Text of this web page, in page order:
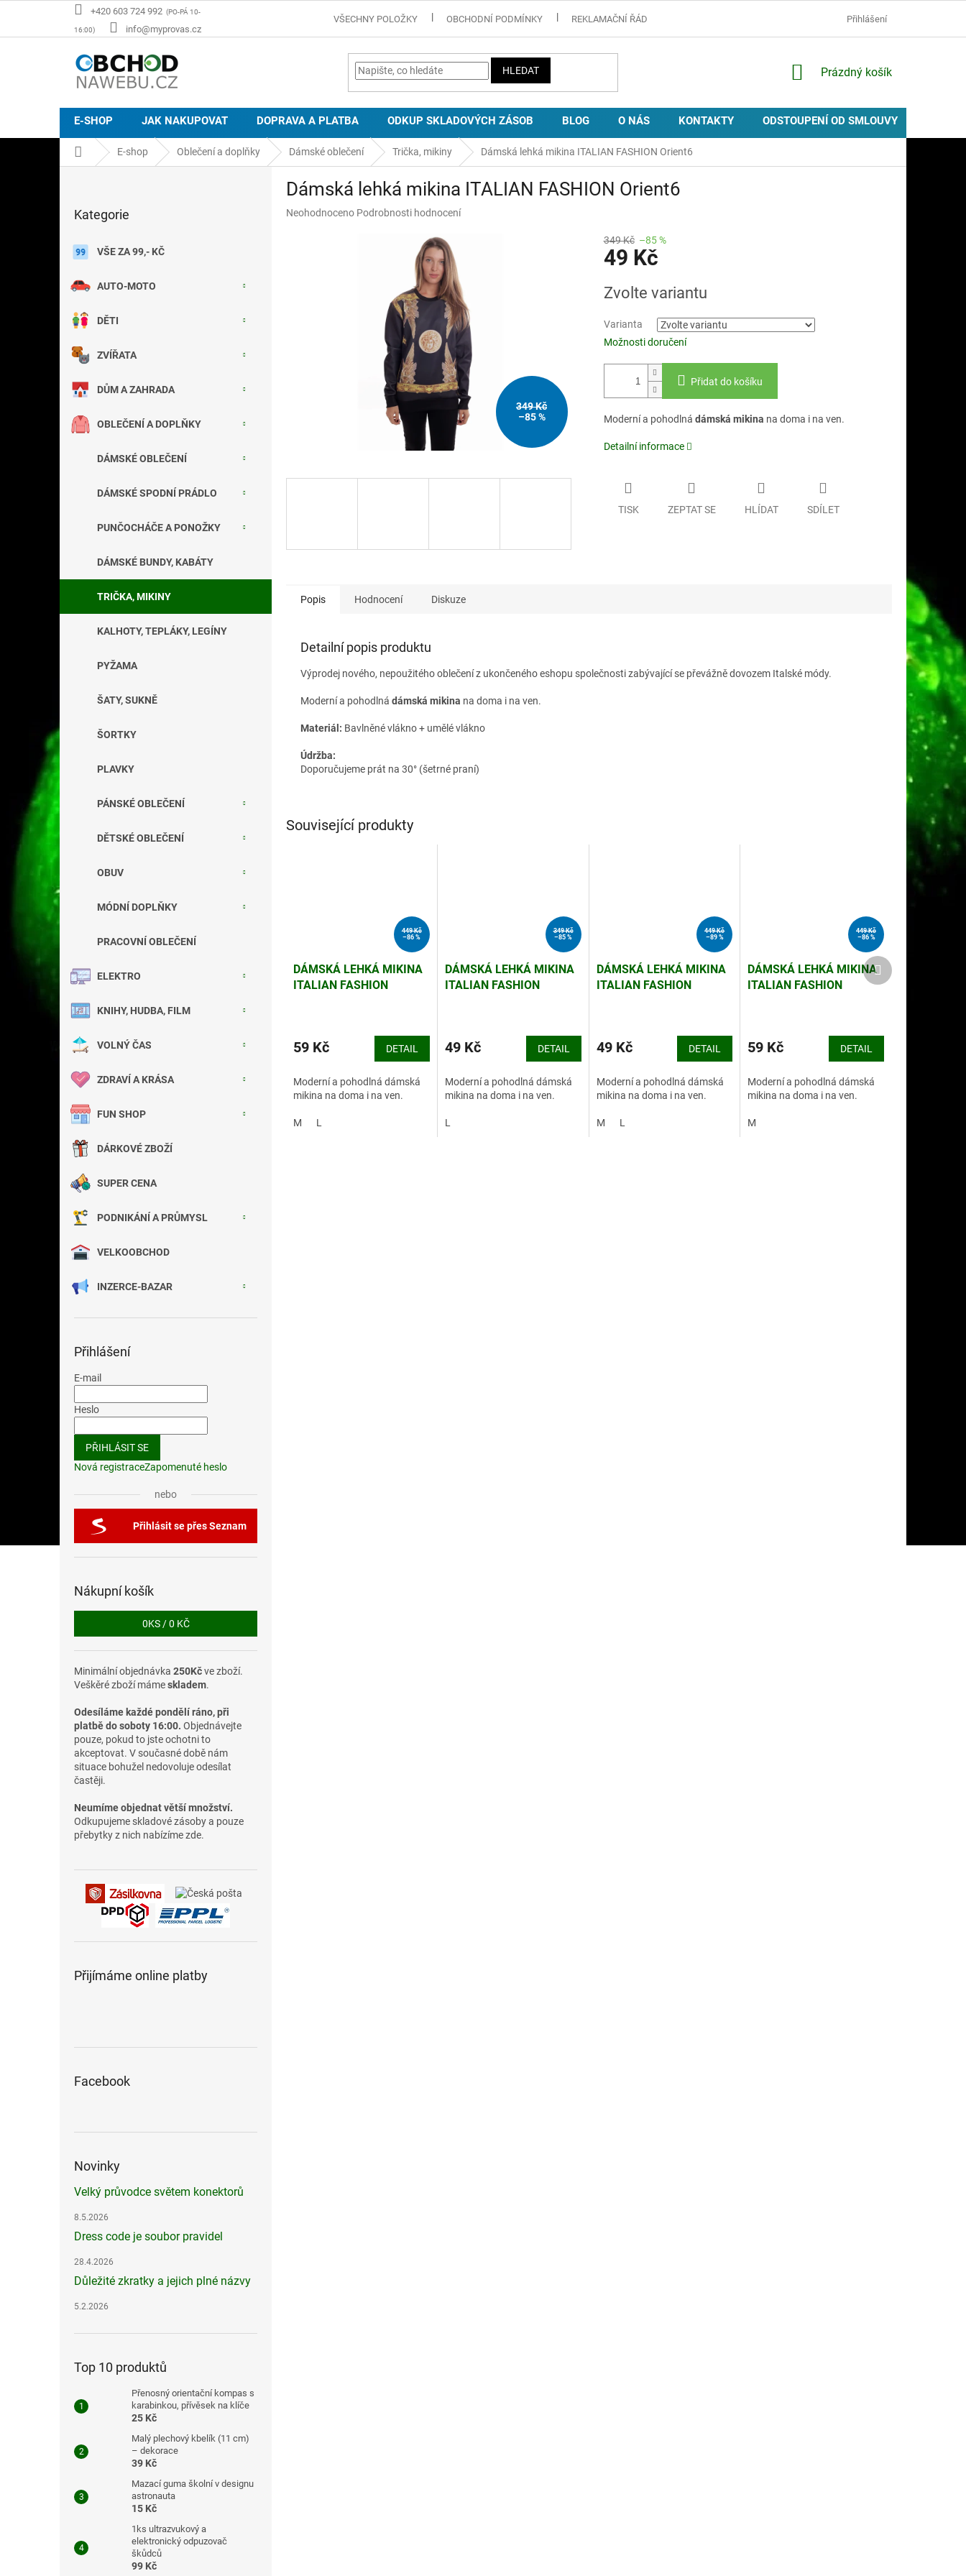
+420 603 724 992
info@myprovas.cz
VŠECHNY POLOŽKY OBCHODNÍ PODMÍNKY REKLAMAČNÍ ŘÁD ZÁSADY POUŽÍVÁNÍ COOKIES
Přihlášení
HLEDAT
NÁKUPNÍ
Prázdný košík
E-SHOP JAK NAKUPOVAT DOPRAVA A PLATBA ODKUP SKLADOVÝCH ZÁSOB BLOG O NÁS KONTAKTY ODSTOUPENÍ OD SMLOUVY
Domů E-shop Oblečení a doplňky Dámské oblečení Trička, mikiny Dámská lehká mikina ITALIAN FASHION Orient6
kategorie
Kategorie
VŠE ZA 99,- KČ
AUTO-MOTO
DĚTI
ZVÍŘATA
DŮM A ZAHRADA
OBLEČENÍ A DOPLŇKY
DÁMSKÉ OBLEČENÍ
DÁMSKÉ SPODNÍ PRÁDLO
PUNČOCHÁČE A PONOŽKY
DÁMSKÉ BUNDY, KABÁTY
TRIČKA, MIKINY
KALHOTY, TEPLÁKY, LEGÍNY
PYŽAMA
ŠATY, SUKNĚ
ŠORTKY
PLAVKY
PÁNSKÉ OBLEČENÍ
DĚTSKÉ OBLEČENÍ
OBUV
MÓDNÍ DOPLŇKY
PRACOVNÍ OBLEČENÍ
ELEKTRO
KNIHY, HUDBA, FILM
VOLNÝ ČAS
ZDRAVÍ A KRÁSA
FUN SHOP
DÁRKOVÉ ZBOŽÍ
SUPER CENA
PODNIKÁNÍ A PRŮMYSL
VELKOOBCHOD
INZERCE-BAZAR
Přihlášení
E-mail
Heslo
PŘIHLÁSIT SE
Nová registraceZapomenuté heslo
nebo
Přihlásit se přes Seznam
Nákupní košík
0KS /0 KČ
Minimální objednávka 250Kčve zboží.
Veškěré zboží mámeskladem.
Odesíláme každé pondělí ráno, při
platbě do soboty 16:00. Objednávejte
pouze, pokud to jste ochotni to
akceptovat. V současné době nám
situace bohužel nedovoluje odesílat
častěji.
Neumíme objednat větší množství.
Odkupujeme skladové zásoby a pouze
přebytky z nich nabízíme zde.
Přijímáme online platby
Facebook
Novinky
Velký průvodce světem konektorů
8.5.2026
Dress code je soubor pravidel
28.4.2026
Důležité zkratky a jejich plné názvy
5.2.2026
Top 10 produktů
Přenosný orientační kompas s
karabinkou, přívěsek na klíče
25 Kč
Malý plechový kbelík (11 cm)
– dekorace
39 Kč
Mazací guma školní v designu
astronauta
15 Kč
1ks ultrazvukový a
elektronický odpuzovač
škůdců
99 Kč
Dámská lehká mikina ITALIAN FASHION Orient6
Průměrné
Neohodnoceno Podrobnosti hodnocení
349 Kč
–85 %
349 Kč –85 %
49 Kč
cena:
Zvolte variantu
Varianta
Možnosti doručení
Přidat do košíku
Moderní a pohodlná dámská mikina na doma i na ven.
Detailní informace
TISK ZEPTAT SE HLÍDAT SDÍLET
Popis Hodnocení Diskuze
Detailní popis produktu
Výprodej nového, nepoužitého oblečení z ukončeného eshopu společnosti zabývající se převážně dovozem Italské módy.
Moderní a pohodlná dámská mikina na doma i na ven.
Materiál: Bavlněné vlákno + umělé vlákno
Údržba:
Doporučujeme prát na 30° (šetrné praní)
Související produkty
449 Kč
–86 %
DÁMSKÁ LEHKÁ MIKINA
ITALIAN FASHION
59 Kč DETAIL
Moderní a pohodlná dámská
mikina na doma i na ven.
M L
349 Kč
–85 %
DÁMSKÁ LEHKÁ MIKINA
ITALIAN FASHION
49 Kč DETAIL
Moderní a pohodlná dámská
mikina na doma i na ven.
L
449 Kč
–89 %
DÁMSKÁ LEHKÁ MIKINA
ITALIAN FASHION
49 Kč DETAIL
Moderní a pohodlná dámská
mikina na doma i na ven.
M L
449 Kč
–86 %
DÁMSKÁ LEHKÁ MIKINA
ITALIAN FASHION
59 Kč DETAIL
Moderní a pohodlná dámská
mikina na doma i na ven.
M
Další
produkt